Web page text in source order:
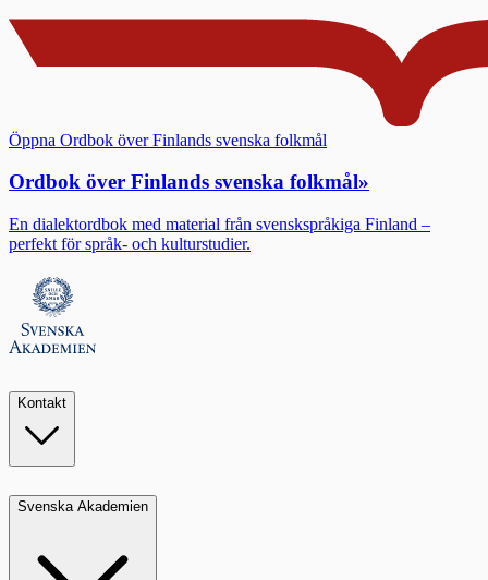
Öppna Ordbok över Finlands svenska folkmål
Ordbok över Finlands svenska folkmål»
En dialektordbok med material från svenskspråkiga Finland –
perfekt för språk- och kulturstudier.
Kontakt
Svenska Akademien